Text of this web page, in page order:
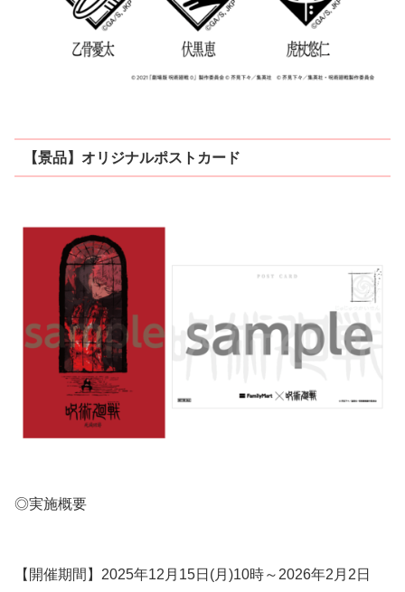
【景品】オリジナルポストカード
◎実施概要
【開催期間】2025年12月15日(月)10時～2026年2月2日